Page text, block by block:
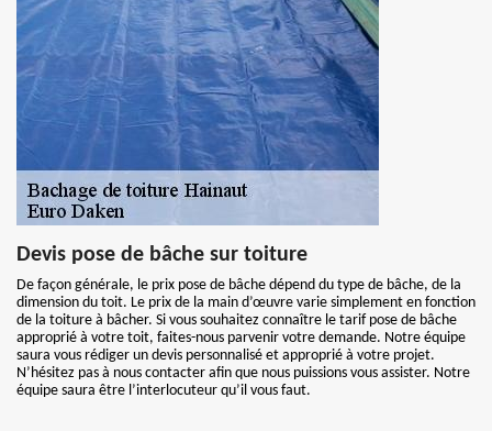
Devis pose de bâche sur toiture
De façon générale, le prix pose de bâche dépend du type de bâche, de la
dimension du toit. Le prix de la main d’œuvre varie simplement en fonction
de la toiture à bâcher. Si vous souhaitez connaître le tarif pose de bâche
approprié à votre toit, faites-nous parvenir votre demande. Notre équipe
saura vous rédiger un devis personnalisé et approprié à votre projet.
N’hésitez pas à nous contacter afin que nous puissions vous assister. Notre
équipe saura être l’interlocuteur qu’il vous faut.